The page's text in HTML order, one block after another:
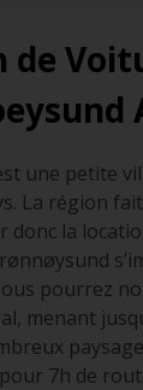
de
une petite
La région
donc la
pourrez
menant
7h de